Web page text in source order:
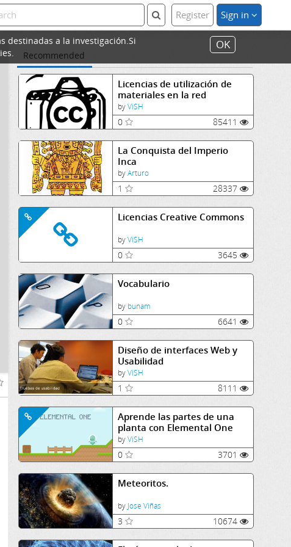
destinadas a la investigación.Si
OK
Register Sign in
Recommended
Licencias de utilización de
materiales en la red
byViSH
0 85411
La Conquista del Imperio
Inca
byArturo
1 28337
Licencias Creative Commons
byViSH
0 3645
Vocabulario
by bunam
0 6641
Diseño de interfaces Web y
Usabilidad
byViSH
1 8111
Aprende las partes de una
planta con Elemental One
byViSH
0 3701
Meteoritos.
by Jose Viñas
3 10674